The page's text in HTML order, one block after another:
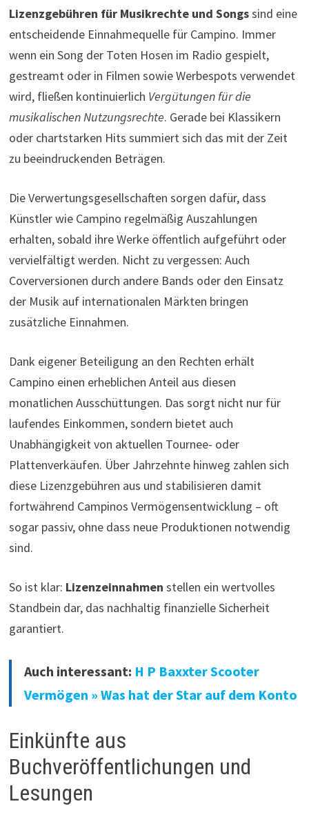
Lizenzgebühren für Musikrechte und Songssind eine
entscheidende Einnahmequelle für Campino. Immer
wenn ein Song der Toten Hosen im Radio gespielt,
gestreamt oder in Filmen sowie Werbespots verwendet
wird, fließen kontinuierlich Vergütungen für die
musikalischen Nutzungsrechte. Gerade bei Klassikern
oder chartstarken Hits summiert sich das mit der Zeit
zu beeindruckenden Beträgen.
Die Verwertungsgesellschaften sorgen dafür, dass
Künstler wie Campino regelmäßig Auszahlungen
erhalten, sobald ihre Werke öffentlich aufgeführt oder
vervielfältigt werden. Nicht zu vergessen: Auch
Coverversionen durch andere Bands oder den Einsatz
der Musik auf internationalen Märkten bringen
zusätzliche Einnahmen.
Dank eigener Beteiligung an den Rechten erhält
Campino einen erheblichen Anteil aus diesen
monatlichen Ausschüttungen. Das sorgt nicht nur für
laufendes Einkommen, sondern bietet auch
Unabhängigkeit von aktuellen Tournee- oder
Plattenverkäufen. Über Jahrzehnte hinweg zahlen sich
diese Lizenzgebühren aus und stabilisieren damit
fortwährend Campinos Vermögensentwicklung – oft
sogar passiv, ohne dass neue Produktionen notwendig
sind.
So ist klar: Lizenzeinnahmen stellen ein wertvolles
Standbein dar, das nachhaltig finanzielle Sicherheit
garantiert.
Auch interessant: H P Baxxter Scooter
Vermögen » Was hat der Star auf dem Konto
Einkünfte aus
Buchveröffentlichungen und
Lesungen